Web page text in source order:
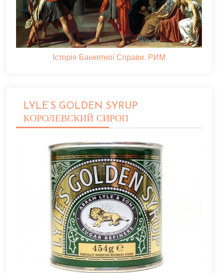
Історія Банкетної Справи. РИМ
LYLE’S GOLDEN SYRUP
КОРОЛЕВСКИЙ СИРОП